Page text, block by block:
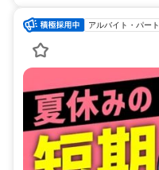
アルバイト・パート